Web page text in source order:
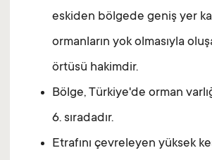
eskiden bölgede geniş yer
ormanların yok olmasıyla
örtüsü hakimdir.
Bölge, Türkiye'de orman
6. sıradadır.
Etrafını çevreleyen yüksek